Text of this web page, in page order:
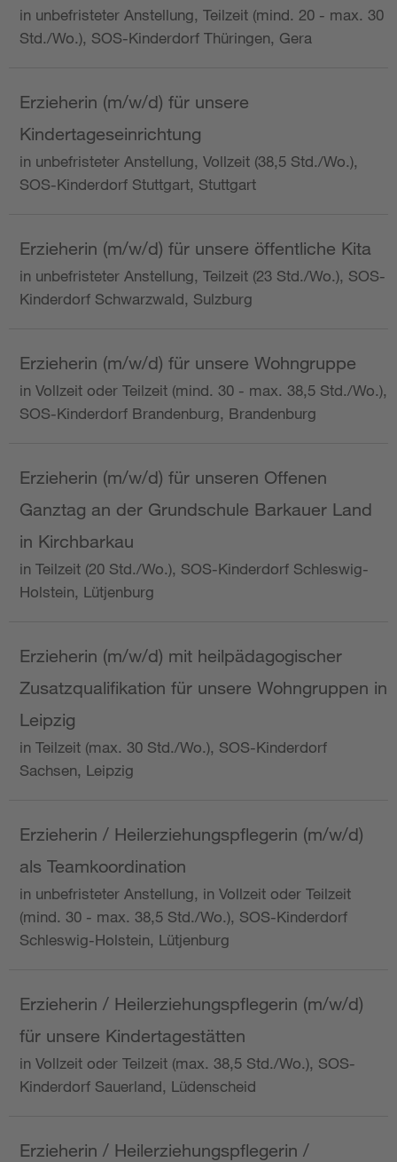
in unbefristeter Anstellung, Teilzeit (mind. 20 - max. 30
Std./Wo.), SOS-Kinderdorf Thüringen, Gera
Erzieherin (m/w/d) für unsere
Kindertageseinrichtung
in unbefristeter Anstellung, Vollzeit (38,5 Std./Wo.),
SOS-Kinderdorf Stuttgart, Stuttgart
Erzieherin (m/w/d) für unsere öffentliche Kita
in unbefristeter Anstellung, Teilzeit (23 Std./Wo.), SOS-
Kinderdorf Schwarzwald, Sulzburg
Erzieherin (m/w/d) für unsere Wohngruppe
in Vollzeit oder Teilzeit (mind. 30 - max. 38,5 Std./Wo.),
SOS-Kinderdorf Brandenburg, Brandenburg
Erzieherin (m/w/d) für unseren Offenen
Ganztag an der Grundschule Barkauer Land
in Kirchbarkau
in Teilzeit (20 Std./Wo.), SOS-Kinderdorf Schleswig-
Holstein, Lütjenburg
Erzieherin (m/w/d) mit heilpädagogischer
Zusatzqualifikation für unsere Wohngruppen in
Leipzig
in Teilzeit (max. 30 Std./Wo.), SOS-Kinderdorf
Sachsen, Leipzig
Erzieherin / Heilerziehungspflegerin (m/w/d)
als Teamkoordination
in unbefristeter Anstellung, in Vollzeit oder Teilzeit
(mind. 30 - max. 38,5 Std./Wo.), SOS-Kinderdorf
Schleswig-Holstein, Lütjenburg
Erzieherin / Heilerziehungspflegerin (m/w/d)
für unsere Kindertagestätten
in Vollzeit oder Teilzeit (max. 38,5 Std./Wo.), SOS-
Kinderdorf Sauerland, Lüdenscheid
Erzieherin / Heilerziehungspflegerin /